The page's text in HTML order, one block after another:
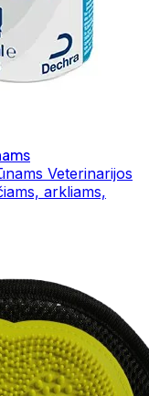
Veterinarijos
arkliams,